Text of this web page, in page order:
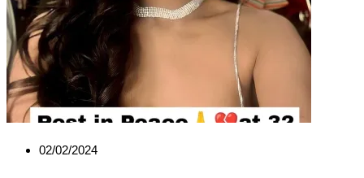
02/02/2024